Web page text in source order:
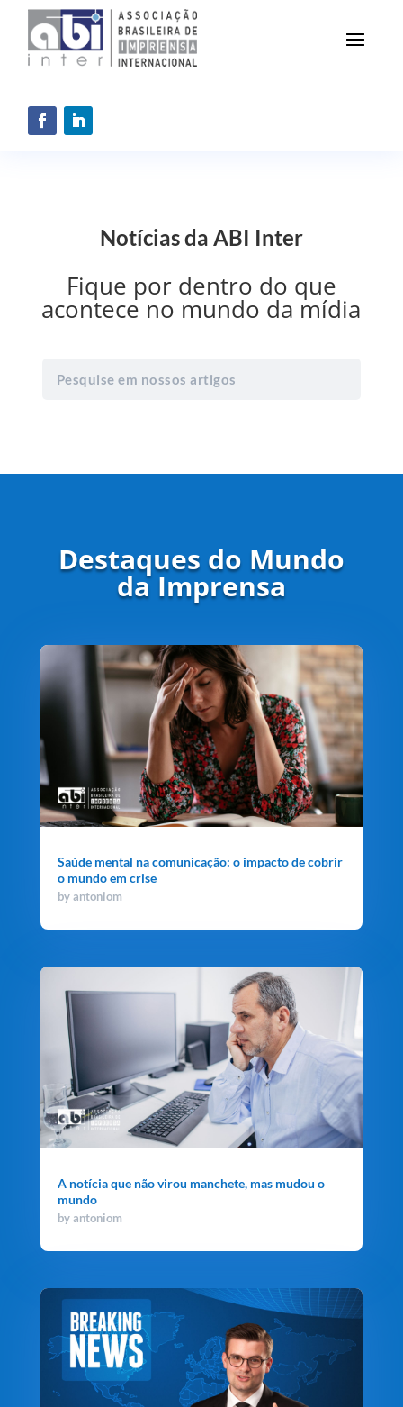
Notícias da ABI Inter
Fique por dentro do que
acontece no mundo da mídia
Destaques do Mundo
da Imprensa
Saúde mental na comunicação: o impacto de cobrir
o mundo em crise
byantoniom
A notícia que não virou manchete, mas mudou o
mundo
byantoniom